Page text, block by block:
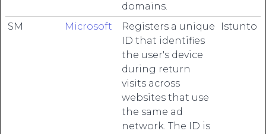
domains.
SM Microsoft
Registers a unique
ID that identifies
the user's device
during return
visits across
websites that use
the same ad
network. The ID is
Istunto